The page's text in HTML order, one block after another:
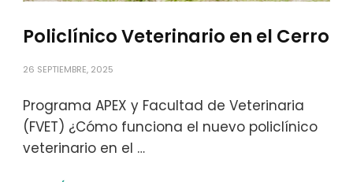
Policlínico Veterinario en el Cerro
26 SEPTIEMBRE, 2025
Programa APEX y Facultad de Veterinaria
(FVET) ¿Cómo funciona el nuevo policlínico
veterinario en el …